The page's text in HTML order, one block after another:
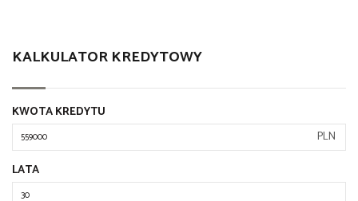
KALKULATOR KREDYTOWY
KWOTA KREDYTU
PLN
LATA